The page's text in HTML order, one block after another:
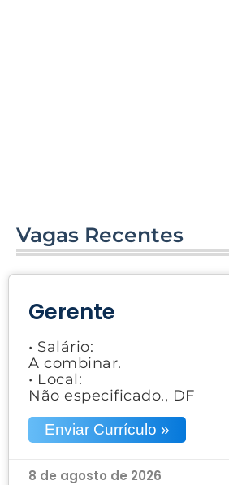
Vagas Recentes
Gerente
• Salário:
A combinar.
• Local:
Não especificado., DF
Enviar Currículo »
8 de agosto de 2026